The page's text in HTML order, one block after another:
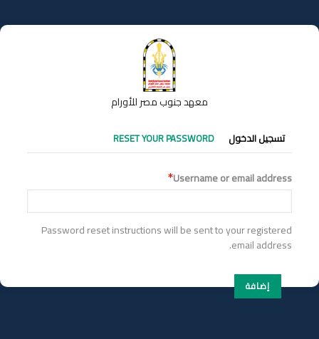
إلى
المحتوى
معهد جنوب مصر للأورام
التبويبات
الأساسية
تسجيل الدخول RESET YOUR PASSWORD
Username or email address
Password reset instructions will be sent to your registered
email address.